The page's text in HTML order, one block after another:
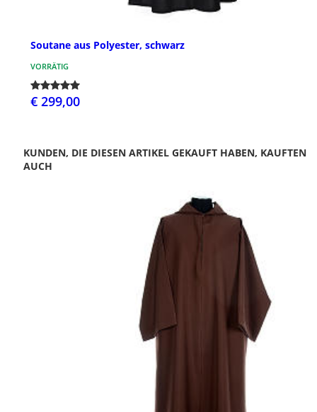
Soutane aus Polyester, schwarz
VORRÄTIG
€ 299,00
KUNDEN, DIE DIESEN ARTIKEL GEKAUFT HABEN, KAUFTEN
AUCH